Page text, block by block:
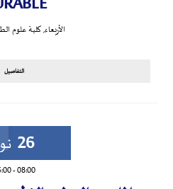
الأربعاء,كلية علوم
التفاصيل
26
08:00
-